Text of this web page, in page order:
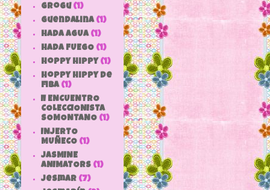
grogu (1)
Guendalina (1)
HADA AGUA (1)
HADA FUEGO (1)
hoppy hippy (1)
hoppy hippy de
fiba (1)
II ENCUENTRO
COLECCIONISTA
SOMONTANO (1)
INJERTO
MUÑECO (1)
JASMINE
ANIMATORS (1)
jesmar (7)